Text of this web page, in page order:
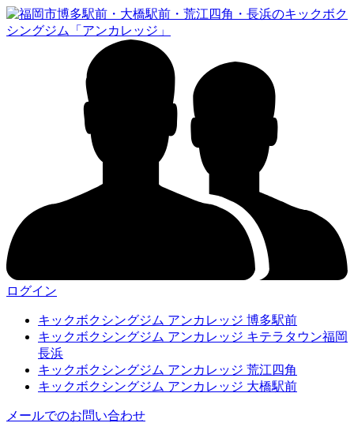
ログイン
キックボクシングジム アンカレッジ 博多駅前
キックボクシングジム アンカレッジ キテラタウン福岡
長浜
キックボクシングジム アンカレッジ 荒江四角
キックボクシングジム アンカレッジ 大橋駅前
メールでのお問い合わせ